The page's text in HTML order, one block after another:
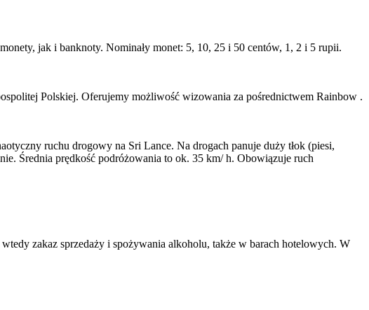
jak i banknoty. Nominały monet: 5, 10, 25 i 50 centów, 1, 2 i 5 rupii.
Polskiej. Oferujemy możliwość wizowania za pośrednictwem Rainbow .
ruchu drogowy na Sri Lance. Na drogach panuje duży tłok (piesi,
Średnia prędkość podróżowania to ok. 35 km/ h. Obowiązuje ruch
zakaz sprzedaży i spożywania alkoholu, także w barach hotelowych. W